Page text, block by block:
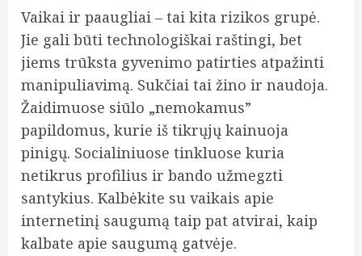
Vaikai ir paaugliai – tai kita rizikos grupė.
Jie gali būti technologiškai raštingi, bet
jiems trūksta gyvenimo patirties atpažinti
manipuliavimą. Sukčiai tai žino ir naudoja.
Žaidimuose siūlo „nemokamus”
papildomus, kurie iš tikrųjų kainuoja
pinigų. Socialiniuose tinkluose kuria
netikrus profilius ir bando užmegzti
santykius. Kalbėkite su vaikais apie
internetinį saugumą taip pat atvirai, kaip
kalbate apie saugumą gatvėje.